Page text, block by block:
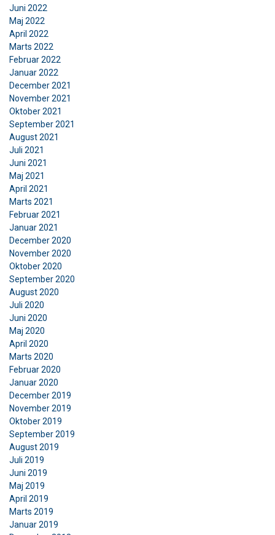
Juni 2022
Maj 2022
April 2022
Marts 2022
Februar 2022
Januar 2022
December 2021
November 2021
Oktober 2021
September 2021
August 2021
Juli 2021
Juni 2021
Maj 2021
April 2021
Marts 2021
Februar 2021
Januar 2021
December 2020
November 2020
Oktober 2020
September 2020
August 2020
Juli 2020
Juni 2020
Maj 2020
April 2020
Marts 2020
Februar 2020
Januar 2020
December 2019
November 2019
Oktober 2019
September 2019
August 2019
Juli 2019
Juni 2019
Maj 2019
April 2019
Marts 2019
Januar 2019
Denne hjemmeside bruger
cookies
Vi bruger cookies til at tilpasse indhold,
annoncer og til at analysere vores trafik. Vi deler
også oplysninger om din brug af vores websted
med vores annoncerings- og analysepartnere,
som kan kombinere dem med andre
oplysninger, som du har givet dem, eller som de
har indsamlet fra din brug af deres tjenester.
Privatlivspolitik
nødvendige
Funktionalitet
VIS DETALJER